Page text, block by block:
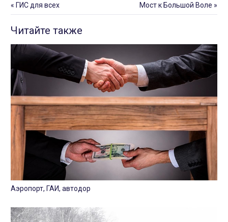
« ГИС для всех Мост к Большой Воле »
Читайте также
Аэропорт, ГАИ, автодор